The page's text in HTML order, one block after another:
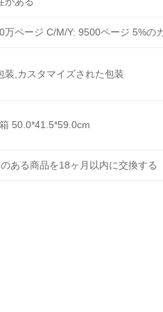
万ページ C/M/Y: 9500ページ 5%の
装,カスタマイズされた包装
50.0*41.5*59.0cm
ある商品を18ヶ月以内に交換する